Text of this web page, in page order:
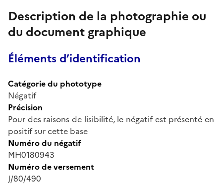
Description de la photographie ou
du document graphique
Éléments d’identification
Catégorie du phototype
Négatif
Précision
Pour des raisons de lisibilité, le négatif est présenté en
positif sur cette base
Numéro du négatif
MH0180943
Numéro de versement
J/80/490